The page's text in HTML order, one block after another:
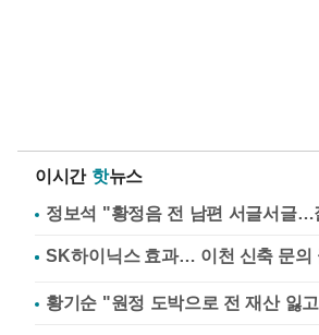
이시간 핫뉴스
정보석 "황정음 전 남편 서글서글…
황기순 "원정 도박으로 전 재산 잃